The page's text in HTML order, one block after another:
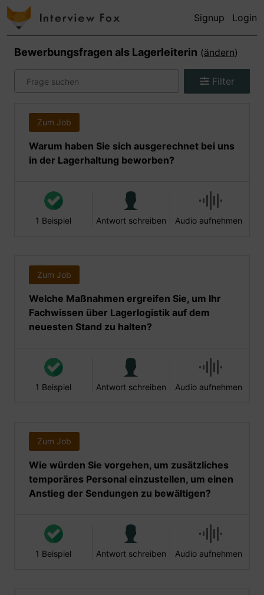
Signup Login
Bewerbungsfragen als Lagerleiterin (ändern)
Filter
Zum Job
Warum haben Sie sich ausgerechnet bei uns
in der Lagerhaltung beworben?
1 Beispiel Antwort schreiben Audio aufnehmen
Zum Job
Welche Maßnahmen ergreifen Sie, um Ihr
Fachwissen über Lagerlogistik auf dem
neuesten Stand zu halten?
1 Beispiel Antwort schreiben Audio aufnehmen
Zum Job
Wie würden Sie vorgehen, um zusätzliches
temporäres Personal einzustellen, um einen
Anstieg der Sendungen zu bewältigen?
1 Beispiel Antwort schreiben Audio aufnehmen